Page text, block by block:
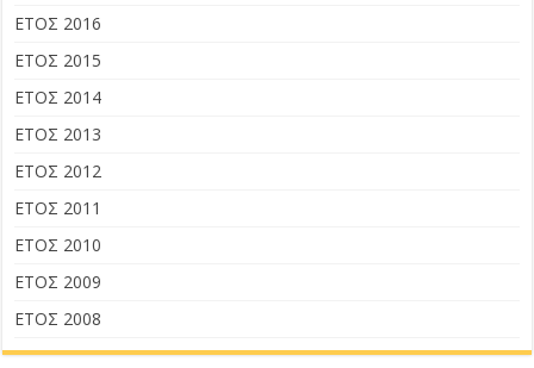
ΕΤΟΣ 2016
ΕΤΟΣ 2015
ΕΤΟΣ 2014
ΕΤΟΣ 2013
ΕΤΟΣ 2012
ΕΤΟΣ 2011
ΕΤΟΣ 2010
ΕΤΟΣ 2009
ΕΤΟΣ 2008